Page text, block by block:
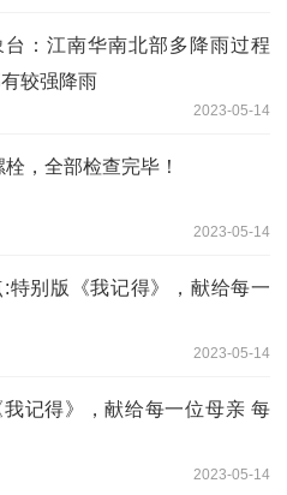
台：江南华南北部多降雨过程
较强降雨
2023-05-14
，全部检查完毕！
2023-05-14
特别版《我记得》，献给每一
2023-05-14
记得》，献给每一位母亲 每
2023-05-14